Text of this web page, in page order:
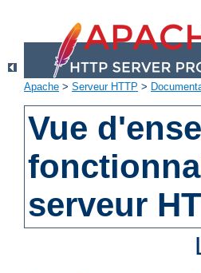
Apache > Serveur HTTP >
Vue
serveur